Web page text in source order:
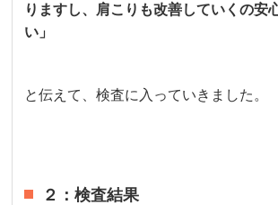
りますし、肩こりも改善していくの安
い」
と伝えて、検査に入っていきました。
２：検査結果